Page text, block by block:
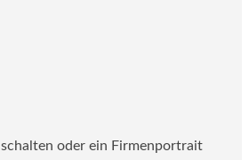
schalten oder ein Firmenportrait